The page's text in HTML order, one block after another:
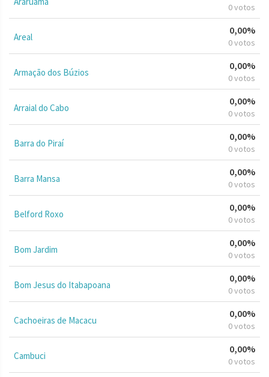
0 votos
Areal
0,00%
0 votos
Armação dos Búzios
0,00%
0 votos
Arraial do Cabo
0,00%
0 votos
Barra do Piraí
0,00%
0 votos
Barra Mansa
0,00%
0 votos
Belford Roxo
0,00%
0 votos
Bom Jardim
0,00%
0 votos
Bom Jesus do Itabapoana
0,00%
0 votos
Cachoeiras de Macacu
0,00%
0 votos
Cambuci
0,00%
0 votos